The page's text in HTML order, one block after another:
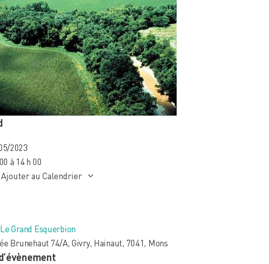
2023
à 14 h 00
Ajouter au Calendrier
Grand Esquerbion
Brunehaut 74/A, Givry, Hainaut, 7041, Mons